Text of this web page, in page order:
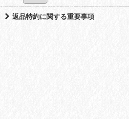
返品特約に関する重要事項